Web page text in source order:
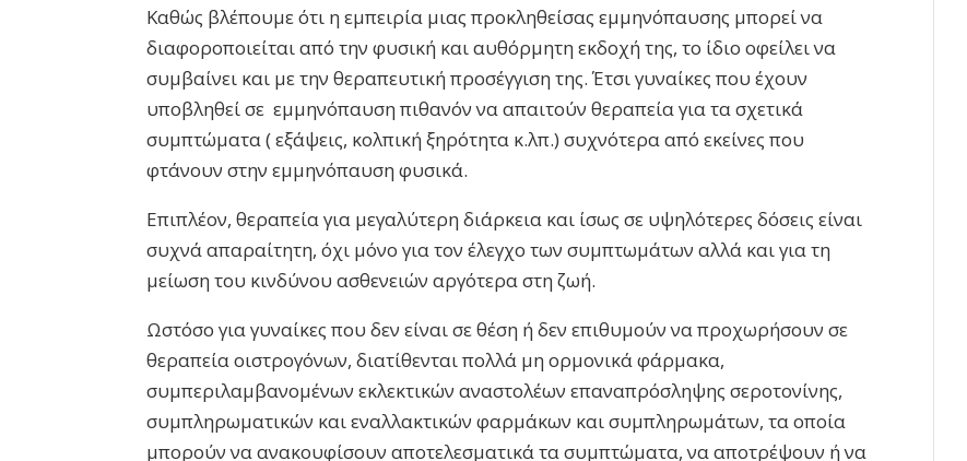
Καθώς βλέπουμε ότι η εμπειρία μιας προκληθείσας εμμηνόπαυσης μπορεί να
διαφοροποιείται από την φυσική και αυθόρμητη εκδοχή της, το ίδιο οφείλει να
συμβαίνει και με την θεραπευτική προσέγγιση της. Έτσι γυναίκες που έχουν
υποβληθεί σε εμμηνόπαυση πιθανόν να απαιτούν θεραπεία για τα σχετικά
συμπτώματα ( εξάψεις, κολπική ξηρότητα κ.λπ.) συχνότερα από εκείνες που
φτάνουν στην εμμηνόπαυση φυσικά.
Επιπλέον, θεραπεία για μεγαλύτερη διάρκεια και ίσως σε υψηλότερες δόσεις είναι
συχνά απαραίτητη, όχι μόνο για τον έλεγχο των συμπτωμάτων αλλά και για τη
μείωση του κινδύνου ασθενειών αργότερα στη ζωή.
Ωστόσο για γυναίκες που δεν είναι σε θέση ή δεν επιθυμούν να προχωρήσουν σε
θεραπεία οιστρογόνων, διατίθενται πολλά μη ορμονικά φάρμακα,
συμπεριλαμβανομένων εκλεκτικών αναστολέων επαναπρόσληψης σεροτονίνης,
συμπληρωματικών και εναλλακτικών φαρμάκων και συμπληρωμάτων, τα οποία
μπορούν να ανακουφίσουν αποτελεσματικά τα συμπτώματα, να αποτρέψουν ή να